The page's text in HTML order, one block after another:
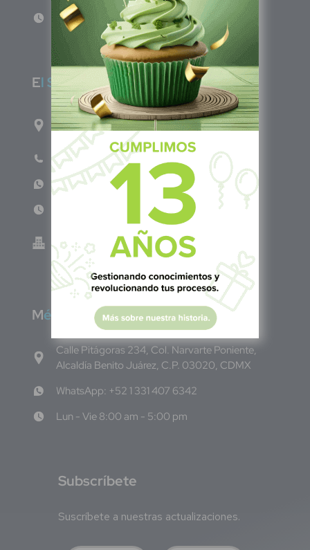
Lun - Vie 8:00am - 5:00pm
El Salvador
1ro Cll Pte, y 61 Av Nte, #3206, Local 9, San
Salvador Centro
Teléfono: +503 6986 1402
WhatsApp: +503 7687 3923
Lun - Vie 8:00am - 5:00pm
Green Know S.A de C.V - El Salvador 0614-
220118-102-0
México
Calle Pitágoras 234, Col. Narvarte Poniente,
Alcaldía Benito Juárez, C.P. 03020, CDMX
WhatsApp: +52 1 331 407 6342
Lun - Vie 8:00 am - 5:00 pm
Subscríbete
Suscríbete a nuestras actualizaciones.